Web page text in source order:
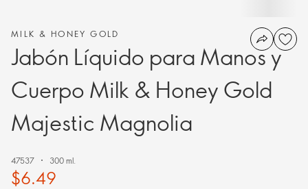
MILK & HONEY GOLD
Jabón Líquido para Manos y
Cuerpo Milk & Honey Gold
Majestic Magnolia
47537 300 ml.
$6.49